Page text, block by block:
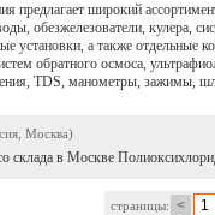
предлагает широкий
обезжелезователи, кулера,
установки, а также отдельные
обратного осмоса,
TDS, манометры, зажимы,
Москва)
склада в Москве
страницы: < 1